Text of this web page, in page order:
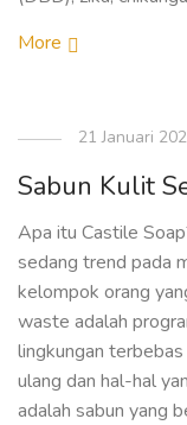
More
21 Januari
Sabun Kulit
Apa itu Castile
sedang trend pada
kelompok orang
waste adalah
lingkungan
ulang dan hal-hal
adalah sabun yang